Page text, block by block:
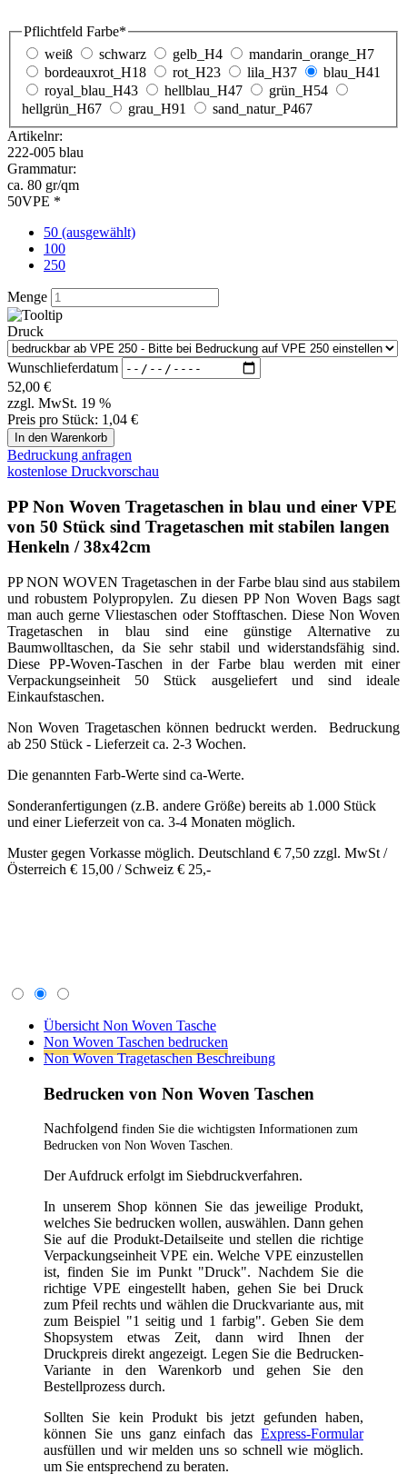
Wunschlieferdatum
52,00 €
zzgl. MwSt. 19 %
Preis pro Stück:1,04 €
Bedruckung anfragen
kostenlose Druckvorschau
von 50 Stück sind Tragetaschen mit stabilen langen
Henkeln / 38x42cm
PP NON WOVEN Tragetaschen in der Farbe blau sind aus stabilem
und robustem Polypropylen. Zu diesen PP Non Woven Bags sagt
man auch gerne Vliestaschen oder Stofftaschen. Diese Non Woven
Tragetaschen in blau sind eine günstige Alternative zu
Baumwolltaschen, da Sie sehr stabil und widerstandsfähig sind.
Diese PP-Woven-Taschen in der Farbe blau werden mit einer
Verpackungseinheit 50 Stück ausgeliefert und sind ideale
Einkaufstaschen.
Non Woven Tragetaschen können bedruckt werden. Bedruckung
ab 250 Stück - Lieferzeit ca. 2-3 Wochen.
Sonderanfertigungen (z.B. andere Größe) bereits ab 1.000 Stück
und einer Lieferzeit von ca. 3-4 Monaten möglich.
Österreich € 15,00 / Schweiz € 25,-
Übersicht Non Woven Tasche
Non Woven Taschen bedrucken
Non Woven Tragetaschen Beschreibung
Bedrucken von Non Woven Taschen
Bedrucken von Non Woven Taschen.
richtige VPE eingestellt haben, gehen Sie bei Druck
zum Pfeil rechts und wählen die Druckvariante aus, mit
zum Beispiel "1 seitig und 1 farbig". Geben Sie dem
Shopsystem etwas Zeit, dann wird Ihnen der
Druckpreis direkt angezeigt. Legen Sie die Bedrucken-
Bestellprozess durch.
Sollten Sie kein Produkt bis jetzt gefunden haben,
können Sie uns ganz einfach das
um Sie entsprechend zu beraten.
Allgemeine Informationen zum Bedrucken:
1) Im Bestell-Prozess werden Sie aufgefordert die
Druckdaten hochzuladen. Entweder laden Sie die Datei
einfach hoch oder Sie können diese auch per Mail an
info(at)tragetaschenmarkt.de senden. Bei größeren
Datenmengen nutzen Sie bitte wetransfer.com. Danke!
2) Ihre Druckdaten schicken Sie bitte wie folgt an uns.
Vektorisierte Datei im Format *.eps, *.ai, *.cdr
oder als vektorbasiertes PDF. Diese Formate
können ohne Qualitätsverlust beliebig skaliert
werden. Auf Grafiken in z.B. .jpg oder .png
sollten Sie verzichten, denn mit diesen Formaten
können Sie unscharfe oder verpixelte Drucke
bekommen.